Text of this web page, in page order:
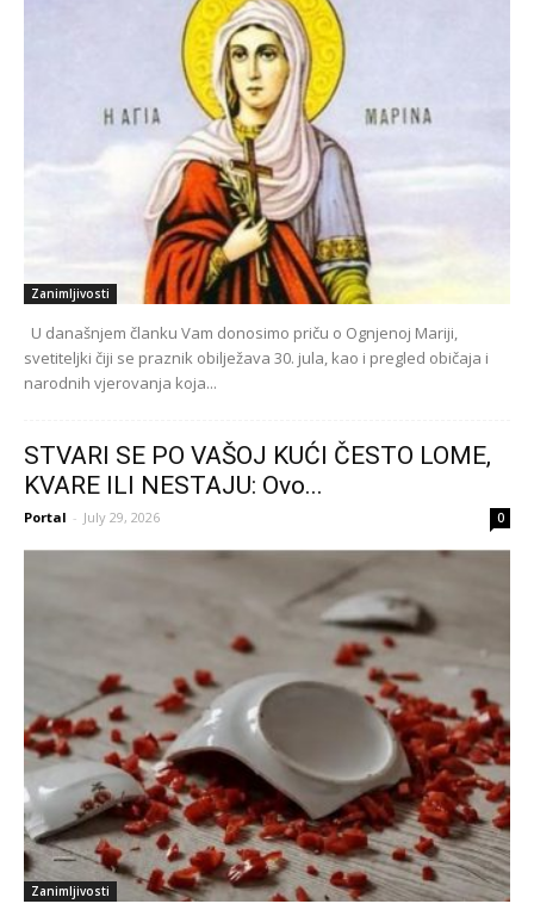
Zanimljivosti
U današnjem članku Vam donosimo priču o Ognjenoj Mariji,
svetiteljki čiji se praznik obilježava 30. jula, kao i pregled običaja i
narodnih vjerovanja koja...
STVARI SE PO VAŠOJ KUĆI ČESTO LOME,
KVARE ILI NESTAJU: Ovo...
Portal - July 29, 2026 0
Zanimljivosti